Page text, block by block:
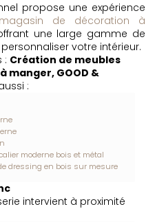
propose une expérience
magasin de décoration à
une large gamme de
votre intérieur.
: Création de meubles
manger, GOOD &
:
moderne bois et métal
dressing en bois sur mesure
intervient à proximité